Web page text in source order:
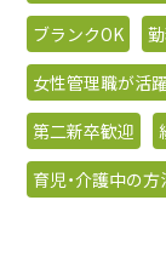
ブランクOK
女性管理職が活
第二新卒歓迎
育児・介護中の